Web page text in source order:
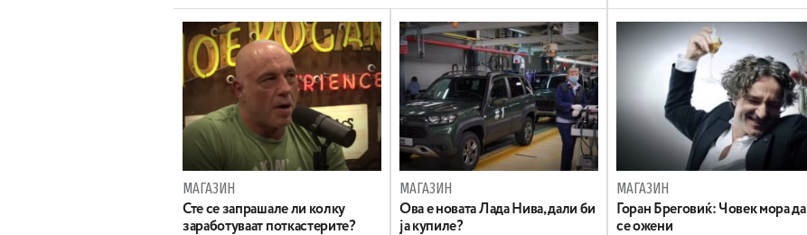
МАГАЗИН
Сте се запрашале ли колку
заработуваат поткастерите?
МАГАЗИН
Ова е новата Лада Нива, дали би
ја купиле?
МАГАЗИН
Горан Бреговиќ: Човек мора да
се ожени